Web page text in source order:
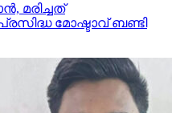
മരിച്ചത്
മോഷ്ടാവ് ബണ്ടി